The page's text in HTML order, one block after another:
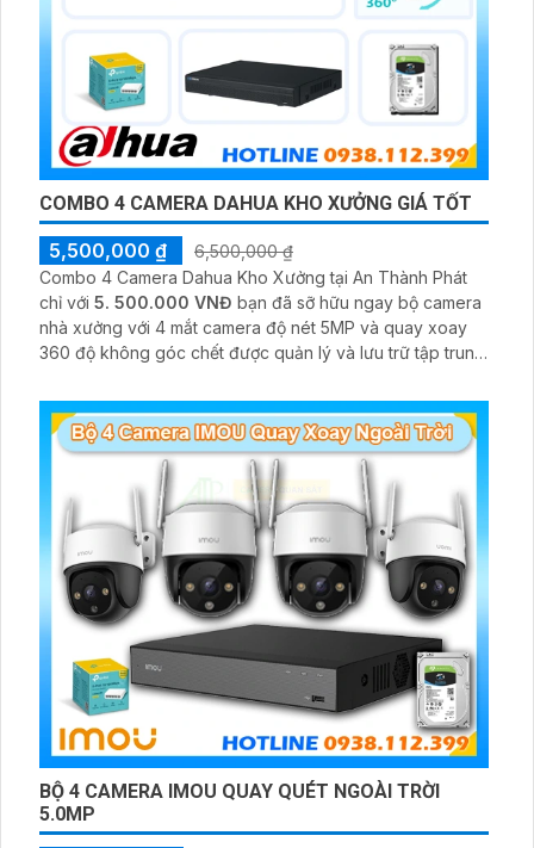
COMBO 4 CAMERA DAHUA KHO XƯỞNG GIÁ TỐT
5,500,000 ₫
6,500,000 ₫
Combo 4 Camera Dahua Kho Xưởng tại An Thành Phát
chỉ với 5. 500.000 VNĐ bạn đã sỡ hữu ngay bộ camera
nhà xưởng với 4 mắt camera độ nét 5MP và quay xoay
360 độ không góc chết được quản lý và lưu trữ tập trung
BỘ 4 CAMERA IMOU QUAY QUÉT NGOÀI TRỜI
5.0MP